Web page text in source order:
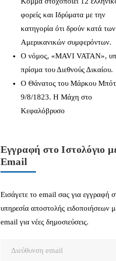
φορείς και Ιδρύματα με την
κατηγορία ότι δρούν κατά των
Αμερικανικών συμφερόντων.
Ο νόμος, «MAVI VATAN»,
πρίσμα του Διεθνούς Δικαίου.
Ο Θάνατος του Μάρκου
9/8/1823. Η Μάχη στο
Κεφαλόβρυσο
Εγγραφή στο Ιστολόγιο
Email
Εισάγετε το email σας για εγγραφή
υπηρεσία αποστολής ειδοποιήσεων
email για νέες δημοσιεύσεις.